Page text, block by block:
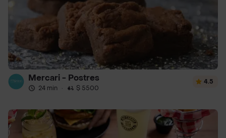
Mercari - Postres
24 min · $ 5500
4.5